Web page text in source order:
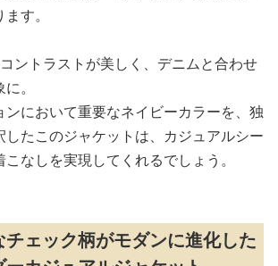
す。
ントラストが美しく、デニムと合わせ
。
ンにおいて重要なネイビーカラーを、独
したこのジャケットは、カジュアルシー
なしを実現してくれるでしょう。
チェック柄がモダンに進化した